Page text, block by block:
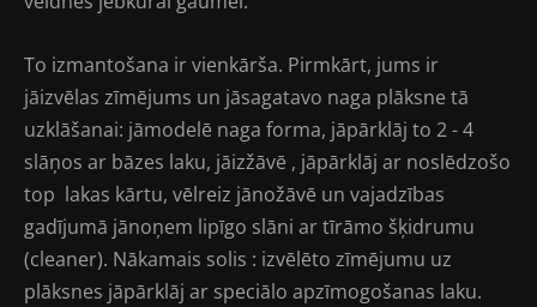
To izmantošana ir vienkārša. Pirmkārt, jums ir
jāizvēlas zīmējums un jāsagatavo naga plāksne tā
uzklāšanai: jāmodelē naga forma, jāpārklāj to 2 - 4
slāņos ar bāzes laku, jāizžāvē , jāpārklāj ar noslēdzošo
top lakas kārtu, vēlreiz jānožāvē un vajadzības
gadījumā jānoņem lipīgo slāni ar tīrāmo šķidrumu
(cleaner). Nākamais solis : izvēlēto zīmējumu uz
plāksnes jāpārklāj ar speciālo apzīmogošanas laku.